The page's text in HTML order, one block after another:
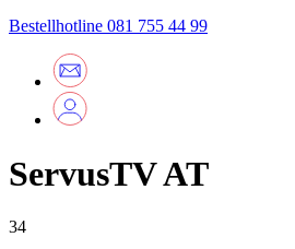
Bestellhotline 081 755 44 99
ServusTV AT
34